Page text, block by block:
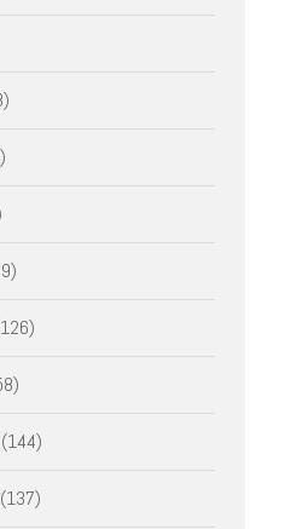
(144)
(137)